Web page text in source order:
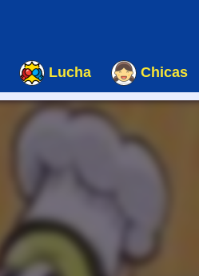
Lucha Chicas